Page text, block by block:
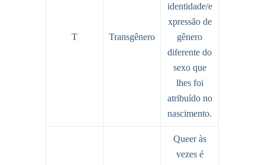
T Transgênero
identidade/e
xpressão de
gênero
diferente do
sexo que
lhes foi
atribuído no
nascimento.
Queer às
vezes é